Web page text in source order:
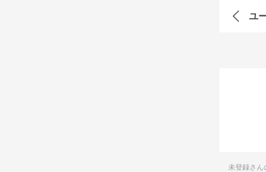
ユ
未登録さん